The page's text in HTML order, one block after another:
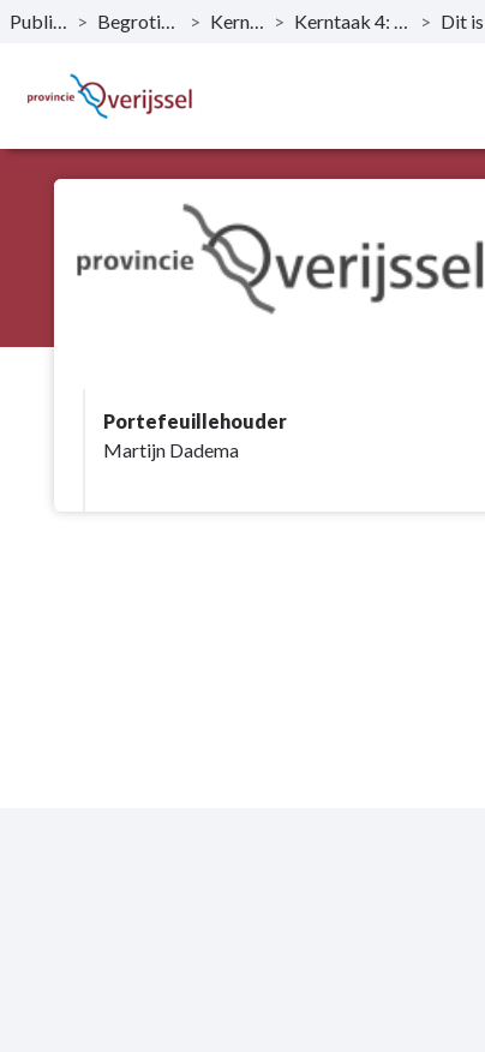
Naar hoofdinhoud
Publicaties > Begroting 2025 > Kerntaken > Kerntaak 4: Mobiliteit >
Portefeuillehouder
Martijn Dadema